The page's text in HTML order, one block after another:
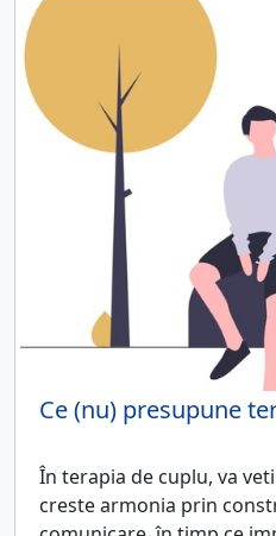
Ce (nu) presupune
În terapia de cuplu, va
creste armonia prin